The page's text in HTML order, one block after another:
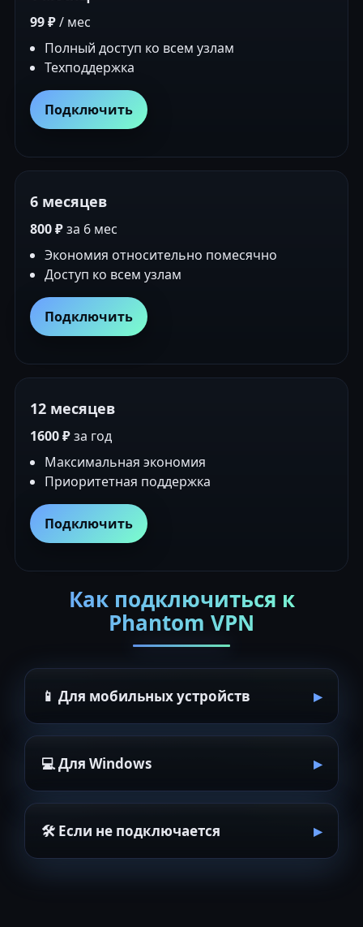
99 ₽/ мес
Полный доступ ко всем узлам
Техподдержка
Подключить
6 месяцев
800 ₽за 6 мес
Экономия относительно помесячно
Доступ ко всем узлам
Подключить
12 месяцев
1600 ₽за год
Максимальная экономия
Приоритетная поддержка
Подключить
Как подключиться к
Phantom VPN
📱 Для мобильных устройств
💻 Для Windows
🛠 Если не подключается